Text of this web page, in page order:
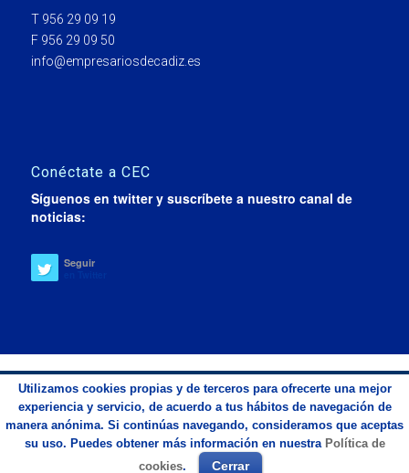
T 956 29 09 19
F 956 29 09 50
info@empresariosdecadiz.es
Conéctate a CEC
Síguenos en twitter y suscríbete a nuestro canal de
noticias:
Seguir
© Copyright 2019 - Confederación de Empresarios de la Provincia
de Cádiz CEC
Diseña Inicianet
Utilizamos cookies propias y de terceros para ofrecerte una mejor
experiencia y servicio, de acuerdo a tus hábitos de navegación de
manera anónima. Si continúas navegando, consideramos que aceptas
su uso. Puedes obtener más información en nuestra Política de
cookies. Cerrar